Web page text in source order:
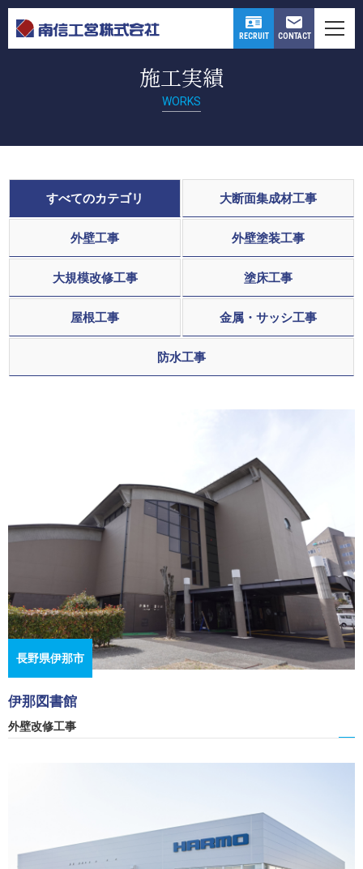
RECRUIT CONTACT
施工実績
WORKS
すべてのカテゴリ 大断面集成材工事
外壁工事 外壁塗装工事
大規模改修工事 塗床工事
屋根工事 金属・サッシ工事
防水工事
長野県伊那市
伊那図書館
外壁改修工事